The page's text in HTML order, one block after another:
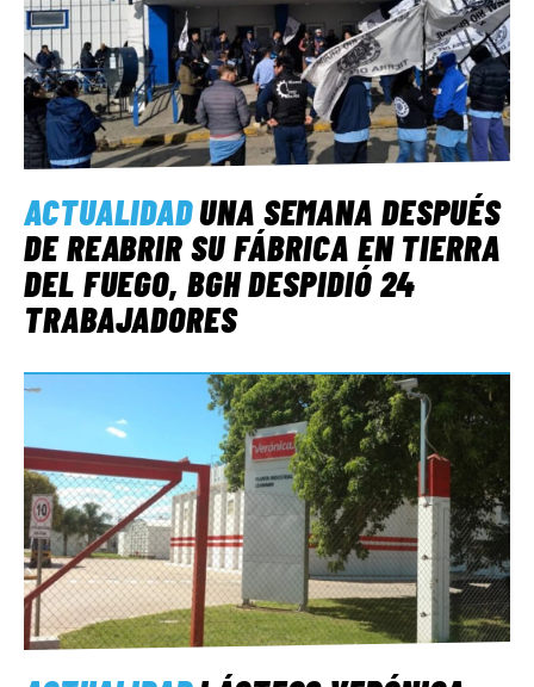
ACTUALIDADUNA SEMANA DESPUÉS
DE REABRIR SU FÁBRICA EN TIERRA
DEL FUEGO, BGH DESPIDIÓ 24
TRABAJADORES